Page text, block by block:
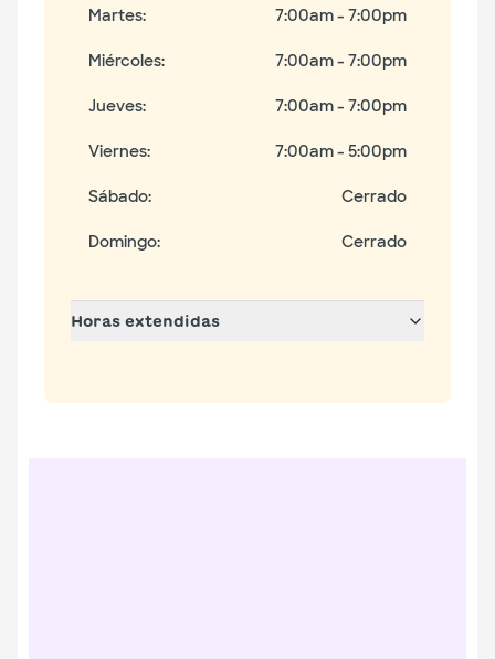
Martes: 7:00am - 7:00pm
Miércoles: 7:00am - 7:00pm
Jueves: 7:00am - 7:00pm
Viernes: 7:00am - 5:00pm
Sábado: Cerrado
Domingo: Cerrado
Horas extendidas